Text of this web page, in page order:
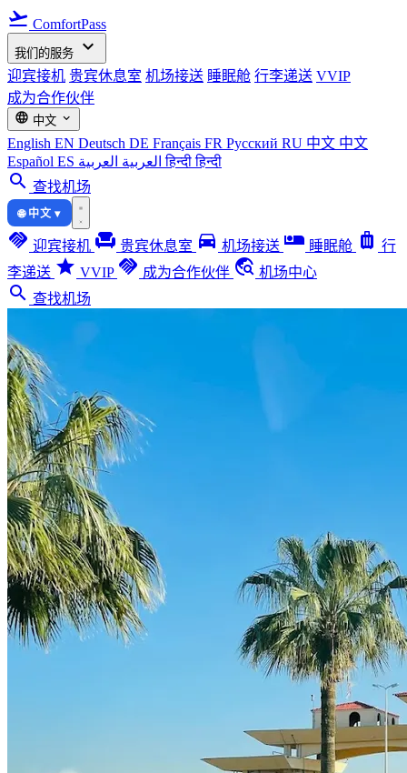
flight_takeoff ComfortPass
我们的服务 expand_more
迎宾接机 贵宾休息室 机场接送 睡眠舱 行李递送 VVIP
成为合作伙伴
language 中文 expand_more
English EN Deutsch DE Français FR Русский RU 中文 中文
Español ES العربية العربية हिन्दीहिन्दी
search 查找机场
🌐 中文 ▾
handshake 迎宾接机 chair 贵宾休息室 directions_car 机场接送 airline_seat_individual_suite 睡眠舱 luggage 行
李递送 star VVIP handshake 成为合作伙伴 travel_explore 机场中心
search 查找机场